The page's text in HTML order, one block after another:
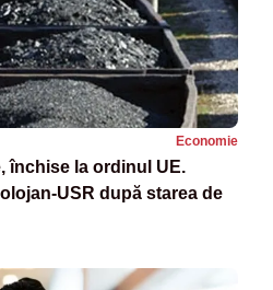
Economie
închise la ordinul UE.
USR după starea de